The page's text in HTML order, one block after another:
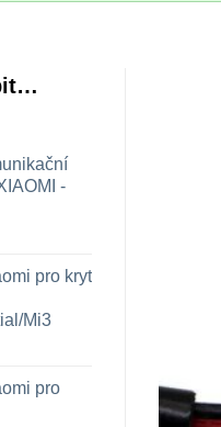
-
pro kryt
Mi3
pro